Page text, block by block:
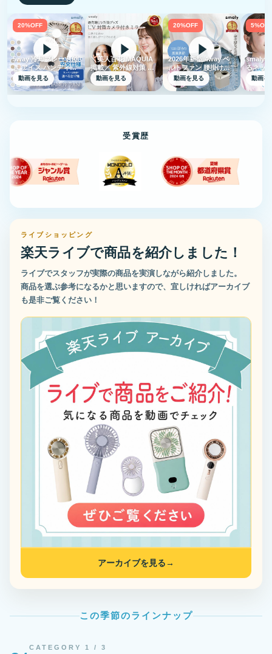
20%OFF
5way 冷却プレート付
き アイス ハンディフ
ァン 2026 モバイルバ
ッテリー機能 ミラー
付き スマート 手持ち
動画を見る
＼美人百花 MAQUIA
掲載／ 紫外線対策 UV
ミラー 日焼け止めク
リーム 塗り残し UVク
リーム テスト UVカメ
止 アネッサ UV検出
動画を見る
20%OFF
2026年新型 4way ベ
ルトファン 腰掛け扇
風機 ウエストファン
日傘ファン マルチフ
ァン 100段階風量
動画を見る
5%OFF
smaly
るネッ
け扇風
付き 軽
ネック
動画を
受賞歴
ライブショッピング
楽天ライブで商品を紹介しました！
ライブでスタッフが実際の商品を実演しながら紹介しました。
商品を選ぶ参考になるかと思いますので、宜しければアーカイブ
も是非ご覧ください！
アーカイブを見る→
この季節のラインナップ
CATEGORY 1 / 3